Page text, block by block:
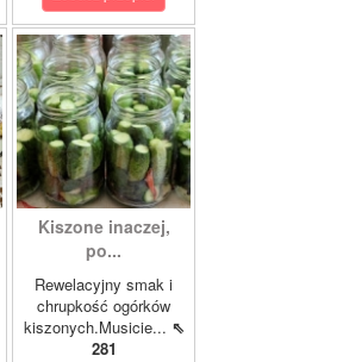
Kiszone inaczej,
po...
Rewelacyjny smak i
chrupkość ogórków
kiszonych.Musicie... ⇖
281